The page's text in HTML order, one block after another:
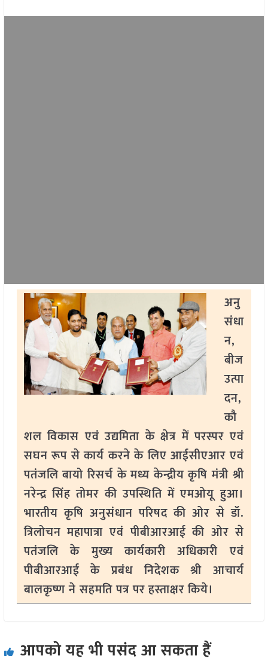
अनु
संधा
न,
बीज
उत्पा
दन,
कौ
शल विकास एवं उद्यमिता के क्षेत्र में परस्पर एवं
सघन रूप से कार्य करने के लिए आईसीएआर एवं
पतंजलि बायो रिसर्च के मध्य केन्द्रीय कृषि मंत्री श्री
नरेन्द्र सिंह तोमर की उपस्थिति में एमओयू हुआ।
भारतीय कृषि अनुसंधान परिषद की ओर से डॉ.
त्रिलोचन महापात्रा एवं पीबीआरआई की ओर से
पतंजलि के मुख्य कार्यकारी अधिकारी एवं
पीबीआरआई के प्रबंध निदेशक श्री आचार्य
बालकृष्ण ने सहमति पत्र पर हस्ताक्षर किये।
आपको यह भी पसंद आ सकता हैं